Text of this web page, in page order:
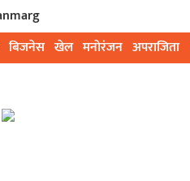
बिजनेस खेल मनोरंजन अपराजिता